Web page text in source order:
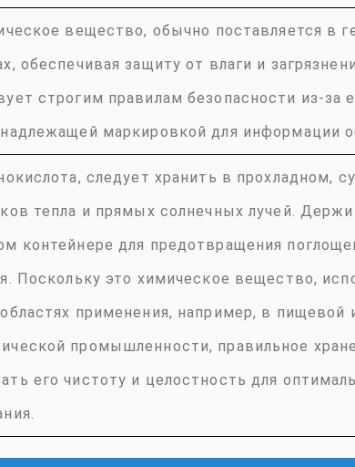
вещество, обычно поставляется в
обеспечивая защиту от влаги и
строгим правилам безопасности из-за
маркировкой для информации
следует хранить в прохладном,
тепла и прямых солнечных лучей.
контейнере для предотвращения
Поскольку это химическое вещество,
применения, например, в пищевой
промышленности, правильное
его чистоту и целостность для